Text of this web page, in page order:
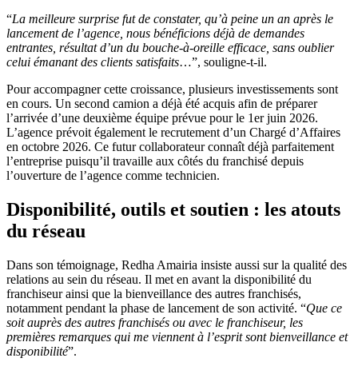
“La meilleure surprise fut de constater, qu’à peine un an après le
lancement de l’agence, nous bénéficions déjà de demandes
entrantes, résultat d’un du bouche-à-oreille efficace, sans oublier
celui émanant des clients satisfaits…”, souligne-t-il.
Pour accompagner cette croissance, plusieurs investissements sont
en cours. Un second camion a déjà été acquis afin de préparer
l’arrivée d’une deuxième équipe prévue pour le 1er juin 2026.
L’agence prévoit également le recrutement d’un Chargé d’Affaires
en octobre 2026. Ce futur collaborateur connaît déjà parfaitement
l’entreprise puisqu’il travaille aux côtés du franchisé depuis
l’ouverture de l’agence comme technicien.
Disponibilité, outils et soutien : les atouts
du réseau
Dans son témoignage, Redha Amairia insiste aussi sur la qualité des
relations au sein du réseau. Il met en avant la disponibilité du
franchiseur ainsi que la bienveillance des autres franchisés,
notamment pendant la phase de lancement de son activité. “Que ce
soit auprès des autres franchisés ou avec le franchiseur, les
premières remarques qui me viennent à l’esprit sont bienveillance et
disponibilité”.